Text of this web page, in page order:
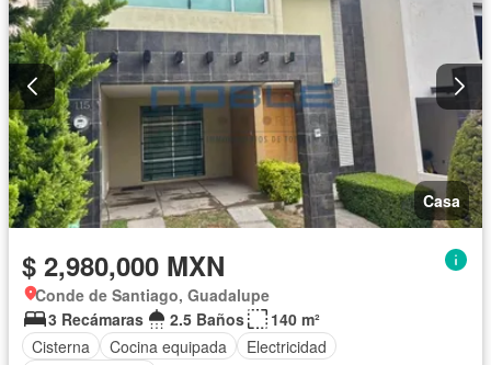
Casa
$ 2,980,000 MXN
Conde de Santiago, Guadalupe
3 Recámaras
2.5 Baños
140 m²
Cisterna
Cocina equipada
Electricidad